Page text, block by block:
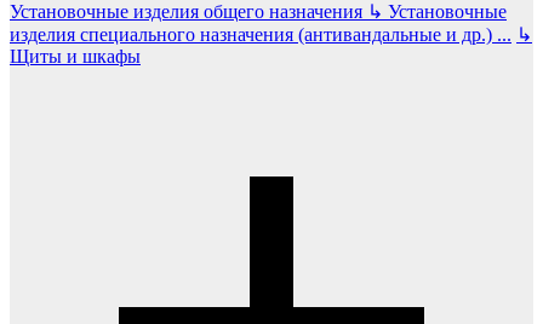
Установочные изделия общего назначения ↳ Установочные
изделия специального назначения (антивандальные и др.) ... ↳
Щиты и шкафы